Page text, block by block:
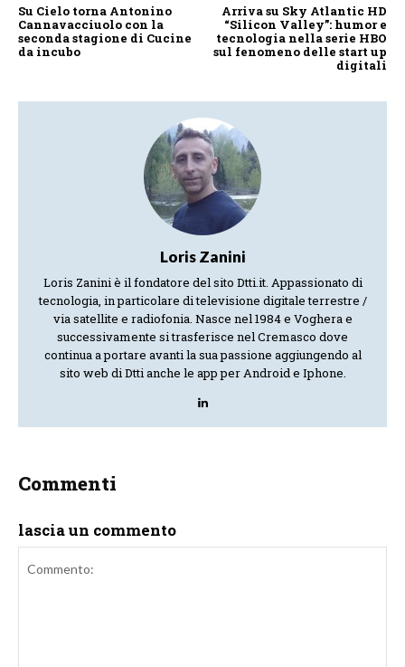
Su Cielo torna Antonino
Cannavacciuolo con la
seconda stagione di Cucine
da incubo
Arriva su Sky Atlantic HD
“Silicon Valley”: humor e
tecnologia nella serie HBO
sul fenomeno delle start up
digitali
Loris Zanini
Loris Zanini è il fondatore del sito Dtti.it. Appassionato di
tecnologia, in particolare di televisione digitale terrestre /
via satellite e radiofonia. Nasce nel 1984 e Voghera e
successivamente si trasferisce nel Cremasco dove
continua a portare avanti la sua passione aggiungendo al
sito web di Dtti anche le app per Android e Iphone.
Commenti
lascia un commento